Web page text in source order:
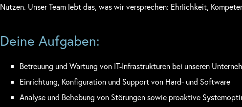
Nutzen. Unser Team lebt das, was wir versprechen: Ehrlichkeit,
Deine Aufgaben:
Betreuung und Wartung von IT-Infrastrukturen bei unseren
Einrichtung, Konfiguration und Support von Hard- und Software
Analyse und Behebung von Störungen sowie proaktive